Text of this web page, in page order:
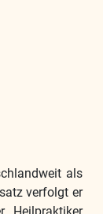
als
verfolgt er